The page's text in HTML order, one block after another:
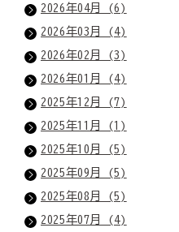
2026年04月 (6)
2026年03月 (4)
2026年02月 (3)
2026年01月 (4)
2025年12月 (7)
2025年11月 (1)
2025年10月 (5)
2025年09月 (5)
2025年08月 (5)
2025年07月 (4)